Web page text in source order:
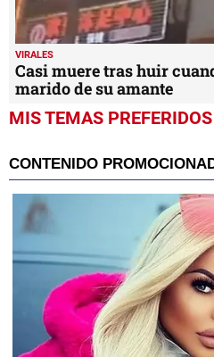
MUNDO
Una escuela de rock de
Casi muere tras huir
marido de su amante
MIS TEMAS PREFERIDOS